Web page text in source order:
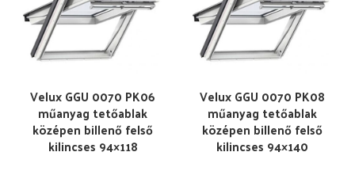
Velux GGU 0070 PK06
műanyag tetőablak
középen billenő felső
kilincses 94×118
Velux GGU 0070 PK08
műanyag tetőablak
középen billenő felső
kilincses 94×140